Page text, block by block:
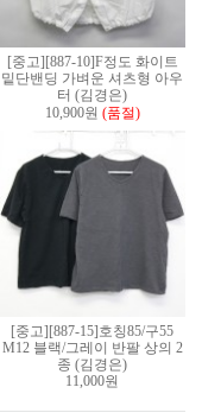
[중고][887-10]F정도 화이트
밑단밴딩 가벼운 셔츠형 아우
터 (김경은)
10,900원 (품절)
[중고][887-15]호칭85/구55
M12 블랙/그레이 반팔 상의 2
종 (김경은)
11,000원